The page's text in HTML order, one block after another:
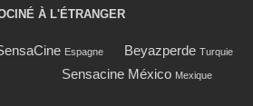
À L'ÉTRANGER
Espagne Beyazperde Turquie
Sensacine México Mexique